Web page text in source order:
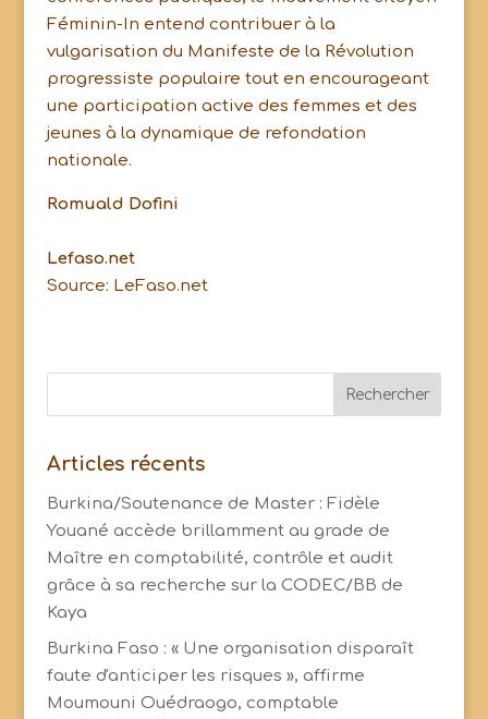
Féminin-In entend contribuer à la
vulgarisation du Manifeste de la Révolution
progressiste populaire tout en encourageant
une participation active des femmes et des
jeunes à la dynamique de refondation
nationale.
Romuald Dofini
Lefaso.net
Source: LeFaso.net
Articles récents
Burkina/Soutenance de Master : Fidèle
Youané accède brillamment au grade de
Maître en comptabilité, contrôle et audit
grâce à sa recherche sur la CODEC/BB de
Kaya
Burkina Faso : « Une organisation disparaît
faute d'anticiper les risques », affirme
Moumouni Ouédraogo, comptable